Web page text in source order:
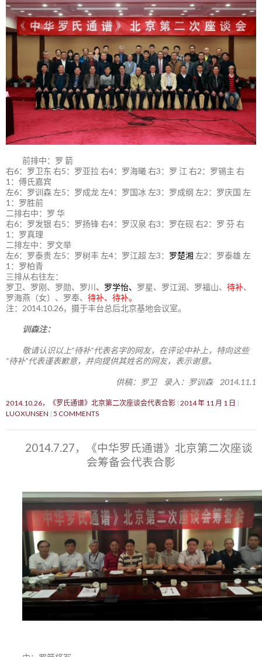
前排中：罗 箭
右6：罗卫东 右5：罗亚拉 右4：罗海曦 右3：罗 江 右2：罗锡主 右
1：傅氏嘉宾
左6：罗训森 左5：罗成龙 左4：罗国冰 左3：罗成纲 左2：罗庆国 左
1：罗胜前
二排右中：罗 华
右6：罗发银 右5：罗扬锋 右4：罗汉泉 右3：罗在砚 右2：罗 芬 右
1：罗真理
二排左中：罗文举
左6：罗泰贵 左5：罗树丰 左4：罗江超 左3： 罗楚湘 左2：罗泰雄 左
1：罗柏青
三排从右往左：
罗卫、罗刚、罗勋、罗川 、 罗学怡、 罗星、罗江润、罗福山、 待补、
罗海燕（女）、罗奉、 待补、待补。
注：2014.10.26，摄于丰台总后北京基地会议室。
训森注：
敬请认识以上“待补”代表名字的网友，在评论中补上，特向这些
“待补”代表谨表歉意，并向提供其姓名的网友，表示谢意。
供稿：罗卫 录入：罗训森 2014.11.1
2014.10.26，《罗氏通谱》北京第二次座谈会代表合影 2014 年 11 月 1 日
LUOXUNSEN 5 COMMENTS
2014.7.27，《中华罗氏通谱》北京第二次座谈
会筹备会代表合影